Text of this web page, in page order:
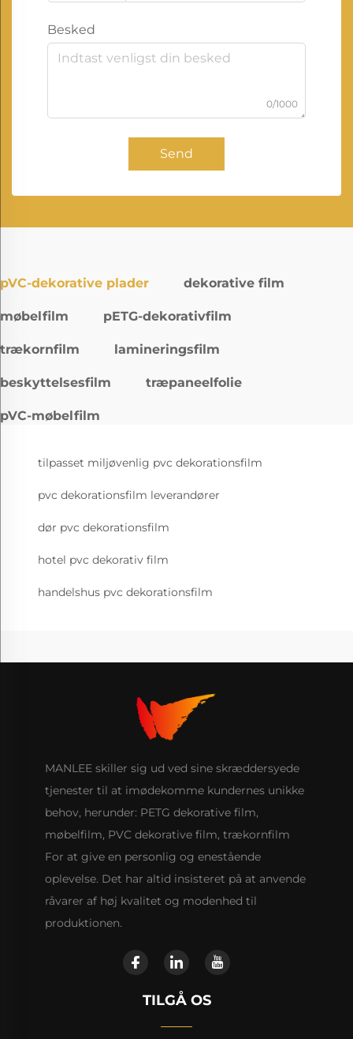
Besked
0/1000
Send
pVC-dekorative plader dekorative film
møbelfilm pETG-dekorativfilm
trækornfilm lamineringsfilm
beskyttelsesfilm træpaneelfolie
pVC-møbelfilm
tilpasset miljøvenlig pvc dekorationsfilm
pvc dekorationsfilm leverandører
dør pvc dekorationsfilm
hotel pvc dekorativ film
handelshus pvc dekorationsfilm
MANLEE skiller sig ud ved sine skræddersyede
tjenester til at imødekomme kundernes unikke
behov, herunder: PETG dekorative film,
møbelfilm, PVC dekorative film, trækornfilm
For at give en personlig og enestående
oplevelse. Det har altid insisteret på at anvende
råvarer af høj kvalitet og modenhed til
produktionen.
TILGÅ OS